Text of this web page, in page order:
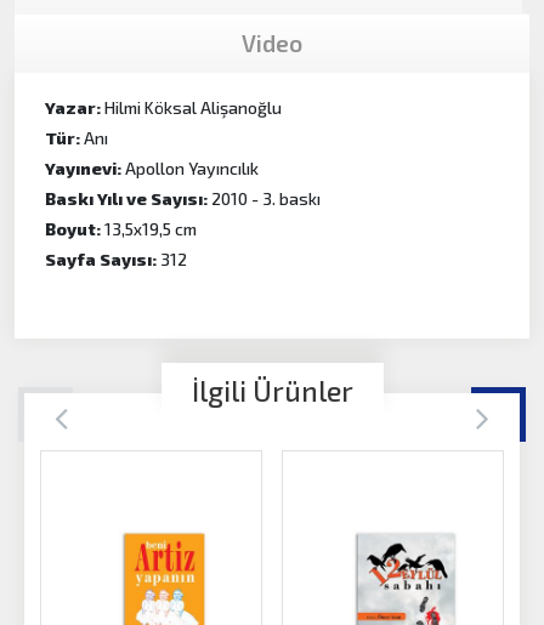
Video
Yazar:Hilmi Köksal Alişanoğlu
Tür:Anı
Yayınevi:Apollon Yayıncılık
Baskı Yılı ve Sayısı: 2010 - 3. baskı
Boyut:13,5x19,5 cm
Sayfa Sayısı: 312
İlgili Ürünler